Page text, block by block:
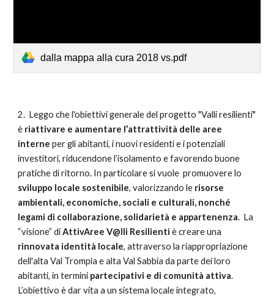
dalla mappa alla cura 2018 vs.pdf
2. Leggo che l'obiettivi generale del progetto "Valli resilienti"
è riattivare e aumentare l’attrattività delle aree
interne per gli abitanti, i nuovi residenti e i potenziali
investitori, riducendone l’isolamento e favorendo buone
pratiche di ritorno. In particolare si vuole promuovere lo
sviluppo locale sostenibile, valorizzando le risorse
ambientali, economiche, sociali e culturali, nonché
legami di collaborazione, solidarietà e appartenenza. La
“visione” diAttivAree V@lli Resilientiè creare una
rinnovata identità locale, attraverso la riappropriazione
dell'alta Val Trompia e alta Val Sabbia da parte dei loro
abitanti, in termini partecipativi e di comunità attiva.
L’obiettivo è dar vita a un sistema locale integrato,